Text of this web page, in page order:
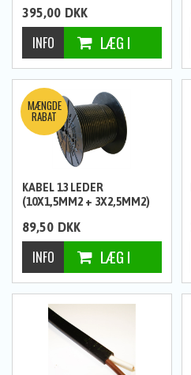
395,00 DKK
KABEL 13 LEDER
(10X1,5MM2 + 3X2,5MM2)
89,50 DKK